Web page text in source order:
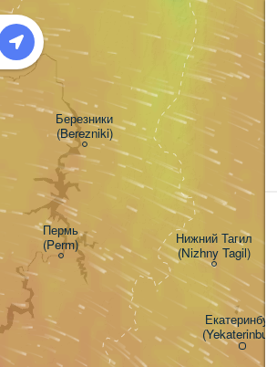
Пермь
(Perm)
Екатеринбург
(Yekaterinburg)
Березники
(Berezniki)
Нижний Тагил
(Nizhny Tagil)